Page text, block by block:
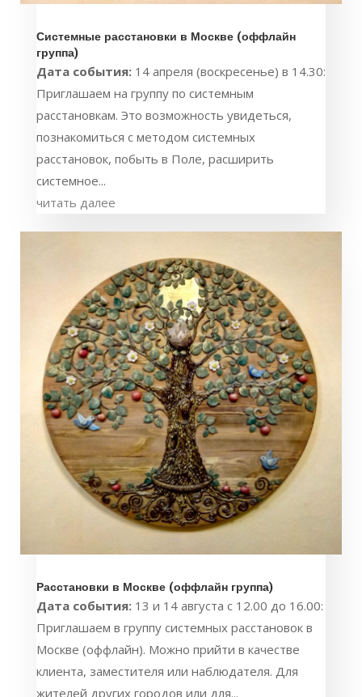
Системные расстановки в Москве (оффлайн
группа)
Дата события: 14 апреля (воскресенье) в 14.30:
Приглашаем на группу по системным
расстановкам. Это возможность увидеться,
познакомиться с методом системных
расстановок, побыть в Поле, расширить
системное...
читать далее
Расстановки в Москве (оффлайн группа)
Дата события: 13 и 14 августа с 12.00 до 16.00:
Приглашаем в группу системных расстановок в
Москве (оффлайн). Можно прийти в качестве
клиента, заместителя или наблюдателя. Для
жителей других городов или для...